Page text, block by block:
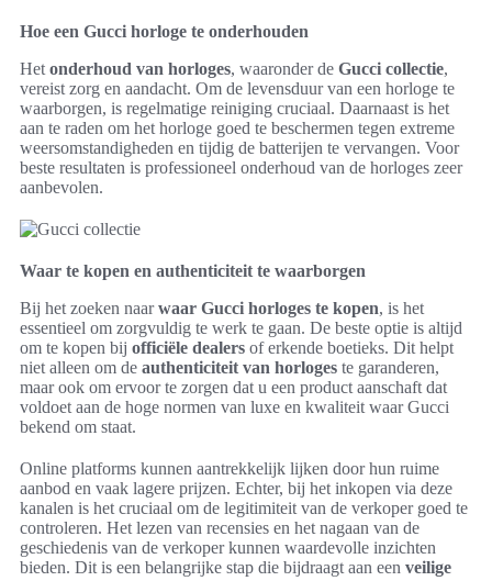
Hoe een Gucci horloge te onderhouden
Het onderhoud van horloges, waaronder de Gucci collectie,
vereist zorg en aandacht. Om de levensduur van een horloge te
waarborgen, is regelmatige reiniging cruciaal. Daarnaast is het
aan te raden om het horloge goed te beschermen tegen extreme
weersomstandigheden en tijdig de batterijen te vervangen. Voor
beste resultaten is professioneel onderhoud van de horloges zeer
aanbevolen.
Waar te kopen en authenticiteit te waarborgen
Bij het zoeken naarwaar Gucci horloges te kopen, is het
essentieel om zorgvuldig te werk te gaan. De beste optie is altijd
om te kopen bij officiële dealers of erkende boetieks. Dit helpt
niet alleen om de authenticiteit van horloges te garanderen,
maar ook om ervoor te zorgen dat u een product aanschaft dat
voldoet aan de hoge normen van luxe en kwaliteit waar Gucci
bekend om staat.
Online platforms kunnen aantrekkelijk lijken door hun ruime
aanbod en vaak lagere prijzen. Echter, bij het inkopen via deze
kanalen is het cruciaal om de legitimiteit van de verkoper goed te
controleren. Het lezen van recensies en het nagaan van de
geschiedenis van de verkoper kunnen waardevolle inzichten
bieden. Dit is een belangrijke stap die bijdraagt aan een veilige